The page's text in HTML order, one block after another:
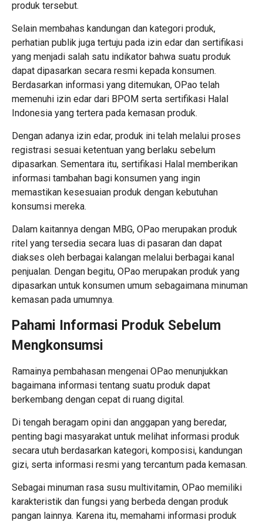
produk tersebut.
Selain membahas kandungan dan kategori produk,
perhatian publik juga tertuju pada izin edar dan sertifikasi
yang menjadi salah satu indikator bahwa suatu produk
dapat dipasarkan secara resmi kepada konsumen.
Berdasarkan informasi yang ditemukan, OPao telah
memenuhi izin edar dari BPOM serta sertifikasi Halal
Indonesia yang tertera pada kemasan produk.
Dengan adanya izin edar, produk ini telah melalui proses
registrasi sesuai ketentuan yang berlaku sebelum
dipasarkan. Sementara itu, sertifikasi Halal memberikan
informasi tambahan bagi konsumen yang ingin
memastikan kesesuaian produk dengan kebutuhan
konsumsi mereka.
Dalam kaitannya dengan MBG, OPao merupakan produk
ritel yang tersedia secara luas di pasaran dan dapat
diakses oleh berbagai kalangan melalui berbagai kanal
penjualan. Dengan begitu, OPao merupakan produk yang
dipasarkan untuk konsumen umum sebagaimana minuman
kemasan pada umumnya.
Pahami Informasi Produk Sebelum
Mengkonsumsi
Ramainya pembahasan mengenai OPao menunjukkan
bagaimana informasi tentang suatu produk dapat
berkembang dengan cepat di ruang digital.
Di tengah beragam opini dan anggapan yang beredar,
penting bagi masyarakat untuk melihat informasi produk
secara utuh berdasarkan kategori, komposisi, kandungan
gizi, serta informasi resmi yang tercantum pada kemasan.
Sebagai minuman rasa susu multivitamin, OPao memiliki
karakteristik dan fungsi yang berbeda dengan produk
pangan lainnya. Karena itu, memahami informasi produk